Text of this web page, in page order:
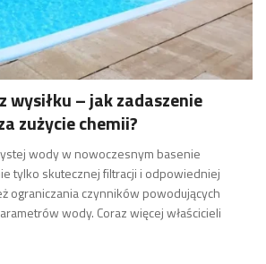
wysiłku – jak zadaszenie
zużycie chemii?
wody w nowoczesnym basenie
tylko skutecznej filtracji i odpowiedniej
ograniczania czynników powodujących
wody. Coraz więcej właścicieli